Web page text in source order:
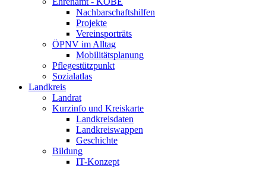
Nachbarschaftshilfen
Projekte
Vereinsporträts
ÖPNV im Alltag
Mobilitätsplanung
Pflegestützpunkt
Sozialatlas
Landkreis
Landrat
Kurzinfo und Kreiskarte
Landkreisdaten
Landkreiswappen
Geschichte
Bildung
IT-Konzept